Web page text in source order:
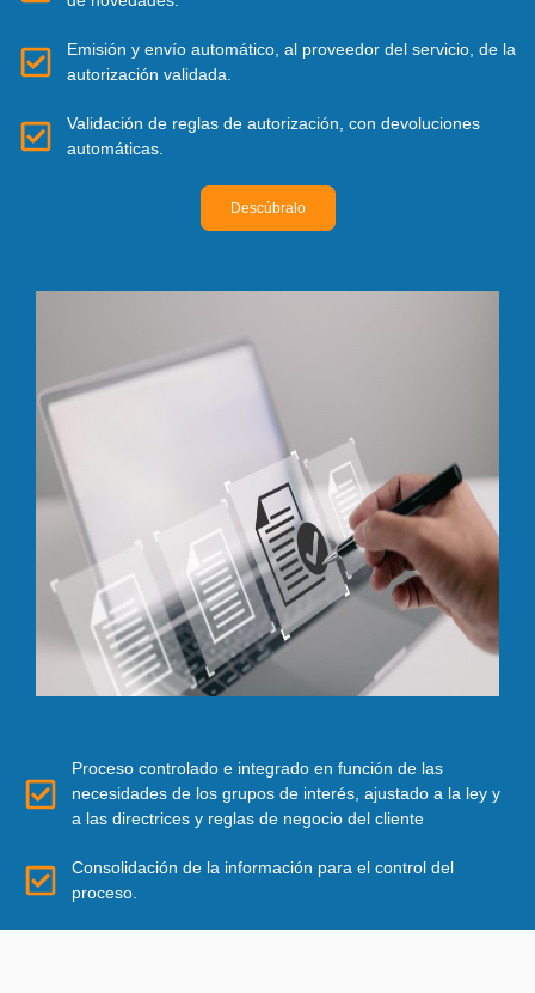
Emisión y envío automático, al proveedor del servicio, de la
autorización validada.
Validación de reglas de autorización, con devoluciones
automáticas.
Descúbralo
Proceso controlado e integrado en función de las
necesidades de los grupos de interés, ajustado a la ley y
a las directrices y reglas de negocio del cliente
Consolidación de la información para el control del
proceso.